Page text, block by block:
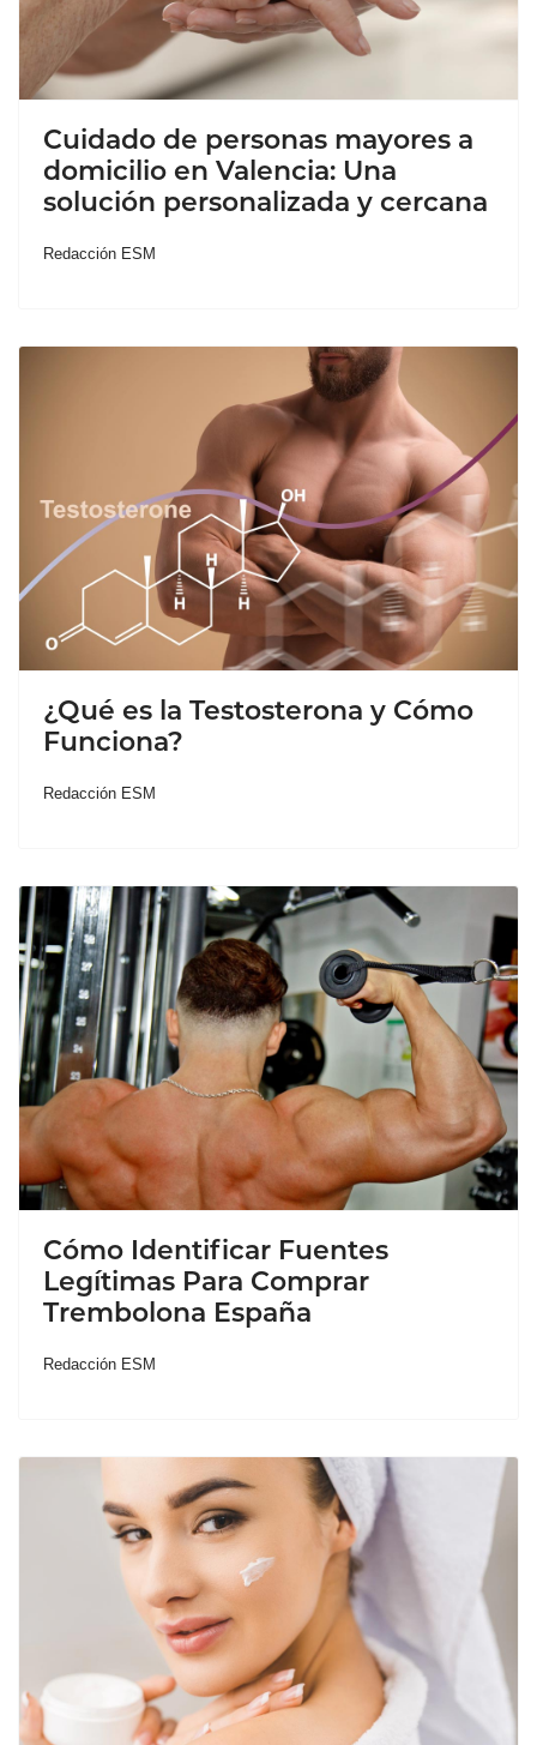
Cuidado de personas mayores a
domicilio en Valencia: Una
solución personalizada y cercana
Redacción ESM
¿Qué es la Testosterona y Cómo
Funciona?
Redacción ESM
Cómo Identificar Fuentes
Legítimas Para Comprar
Trembolona España
Redacción ESM